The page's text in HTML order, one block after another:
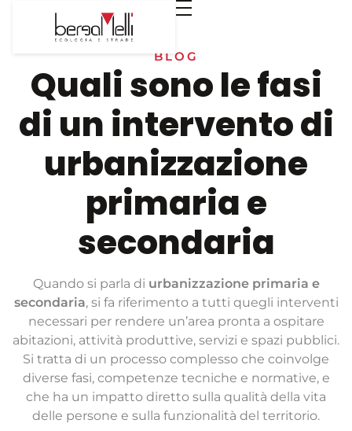
BLOG
Quali sono le fasi
di un intervento di
urbanizzazione
primaria e
secondaria
Quando si parla di urbanizzazione primaria e
secondaria, si fa riferimento a tutti quegli interventi
necessari per rendere un’area pronta a ospitare
abitazioni, attività produttive, servizi e spazi pubblici.
Si tratta di un processo complesso che coinvolge
diverse fasi, competenze tecniche e normative, e
che ha un impatto diretto sulla qualità della vita
delle persone e sulla funzionalità del territorio.